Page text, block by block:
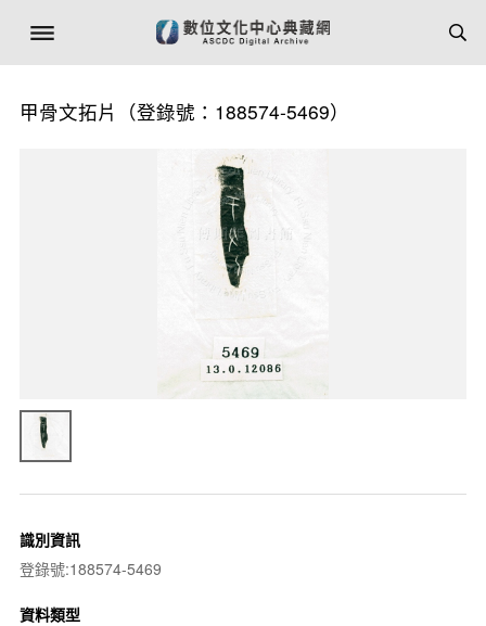
甲骨文拓片（登錄號：188574-5469）
識別資訊
登錄號:188574-5469
資料類型